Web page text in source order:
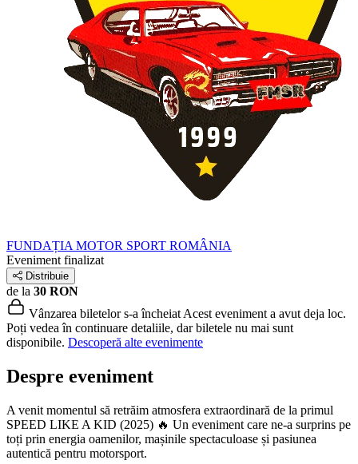
FUNDAȚIA MOTOR SPORT ROMÂNIA
Eveniment finalizat
Distribuie
de la 30 RON
Vânzarea biletelor s-a încheiat Acest eveniment a avut deja loc.
Poți vedea în continuare detaliile, dar biletele nu mai sunt
disponibile. Descoperă alte evenimente
Despre eveniment
A venit momentul să retrăim atmosfera extraordinară de la primul
SPEED LIKE A KID (2025) 🔥 Un eveniment care ne-a surprins pe
toți prin energia oamenilor, mașinile spectaculoase și pasiunea
autentică pentru motorsport.